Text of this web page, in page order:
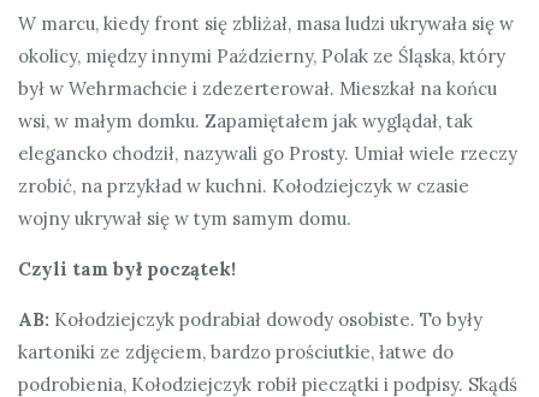
W marcu, kiedy front się zbliżał, masa ludzi ukrywała się w
okolicy, między innymi Październy, Polak ze Śląska, który
był w Wehrmachcie i zdezerterował. Mieszkał na końcu
wsi, w małym domku. Zapamiętałem jak wyglądał, tak
elegancko chodził, nazywali go Prosty. Umiał wiele rzeczy
zrobić, na przykład w kuchni. Kołodziejczyk w czasie
wojny ukrywał się w tym samym domu.
Czyli tam był początek!
AB: Kołodziejczyk podrabiał dowody osobiste. To były
kartoniki ze zdjęciem, bardzo prościutkie, łatwe do
podrobienia, Kołodziejczyk robił pieczątki i podpisy. Skądś